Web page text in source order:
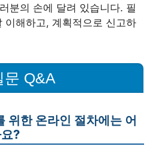
분의 손에 달려 있습니다. 필
이해하고, 계획적으로 신고하
문 Q&A
위한 온라인 절차에는 어
?